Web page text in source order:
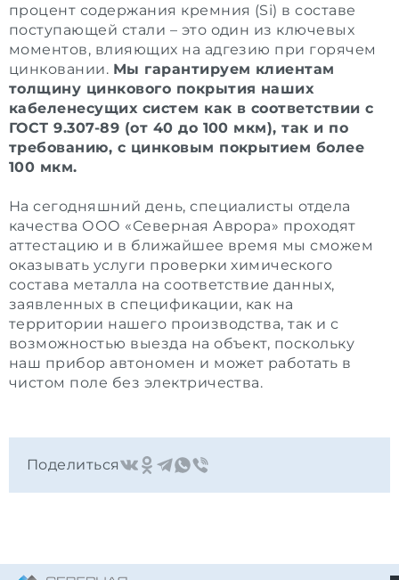
процент содержания кремния (Si) в составе
поступающей стали – это один из ключевых
моментов, влияющих на адгезию при горячем
цинковании. Мы гарантируем клиентам
толщину цинкового покрытия наших
кабеленесущих систем как в соответствии с
ГОСТ 9.307-89 (от 40 до 100 мкм), так и по
требованию, с цинковым покрытием более
100 мкм.
На сегодняшний день, специалисты отдела
качества ООО «Северная Аврора» проходят
аттестацию и в ближайшее время мы сможем
оказывать услуги проверки химического
состава металла на соответствие данных,
заявленных в спецификации, как на
территории нашего производства, так и с
возможностью выезда на объект, поскольку
наш прибор автономен и может работать в
чистом поле без электричества.
Поделиться